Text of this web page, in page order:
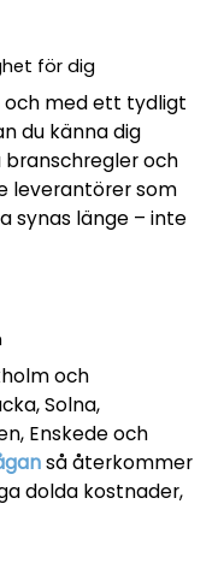
för dig
och med ett tydligt
du känna dig
och
leverantörer som
synas länge – inte
och
Solna,
Enskede och
så återkommer
dolda kostnader,